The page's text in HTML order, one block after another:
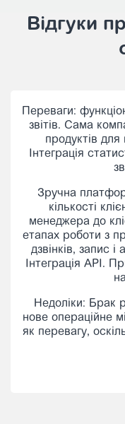
Відгуки
Переваги:
звітів. Сама
продуктів
Інтеграція
Зручна
кількості
менеджера до
етапах роботи з
дзвінків, запис
Інтеграція API.
Недоліки: Брак
нове операційне
як перевагу,